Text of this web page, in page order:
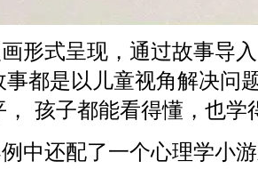
形式呈现，通过故事导
事都是以儿童视角解决问
， 孩子都能看得懂，也学
中还配了一个心理学小